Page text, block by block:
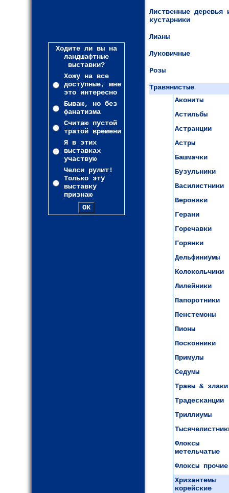
Ходите ли вы на
ландшафтные
выставки?
Хожу на все
доступные, мне
это интересно
Бываю, но без
фанатизма
Считаю пустой
тратой времени
Я в этих
выставках
участвую
Челси рулит!
Только эту
выставку
признаю
Лиственные деревья
кустарники
Лианы
Луковичные
Розы
Травянистые
Акониты
Астильбы
Астранции
Астры
Башмачки
Бузульники
Василистники
Вероники
Герани
Горечавки
Горянки
Дельфиниумы
Колокольчики
Лилейники
Папоротники
Пенстемоны
Пионы
Посконники
Примулы
Седумы
Травы & злаки
Традесканции
Триллиумы
Флоксы
метельчатые
Флоксы прочие
Хризантемы
корейские